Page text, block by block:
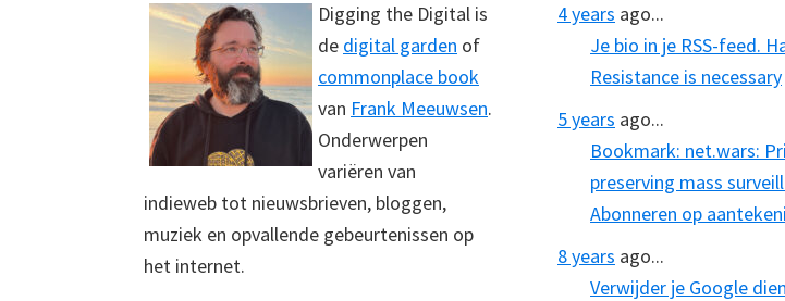
Digging the Digital is
de digital garden of
commonplace book
van Frank Meeuwsen.
Onderwerpen
variëren van
indieweb tot nieuwsbrieven, bloggen,
muziek en opvallende gebeurtenissen op
het internet.
4 years ago...
Je bio in je RSS-feed.
Resistance is necessary
5 years ago...
Bookmark: net.wars:
preserving mass
Abonneren op
8 years ago...
Verwijder je Google